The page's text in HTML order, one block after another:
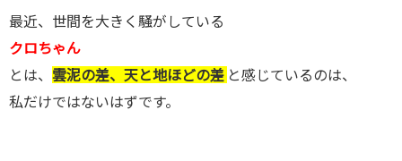
最近、世間を大きく騒がしている
クロちゃん
とは、 雲泥の差、天と地ほどの差 と感じているのは、
私だけではないはずです。